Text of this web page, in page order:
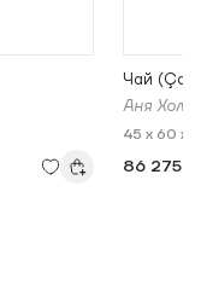
Чай (Çay)
Аня
45 x 60 x
86 275 ₽